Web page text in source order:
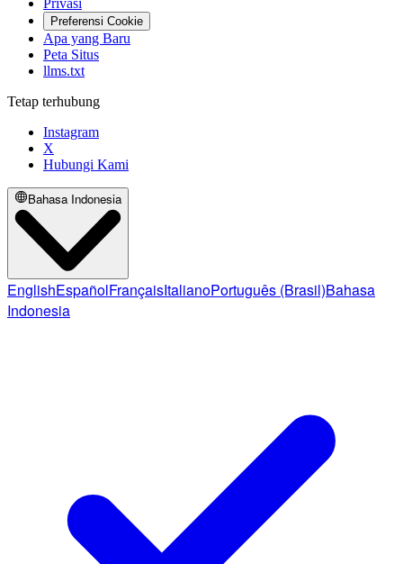
Privasi
Preferensi Cookie
Apa yang Baru
Peta Situs
llms.txt
Tetap terhubung
Instagram
X
Hubungi Kami
Bahasa Indonesia
EnglishEspañolFrançaisItalianoPortuguês (Brasil)Bahasa
Indonesia